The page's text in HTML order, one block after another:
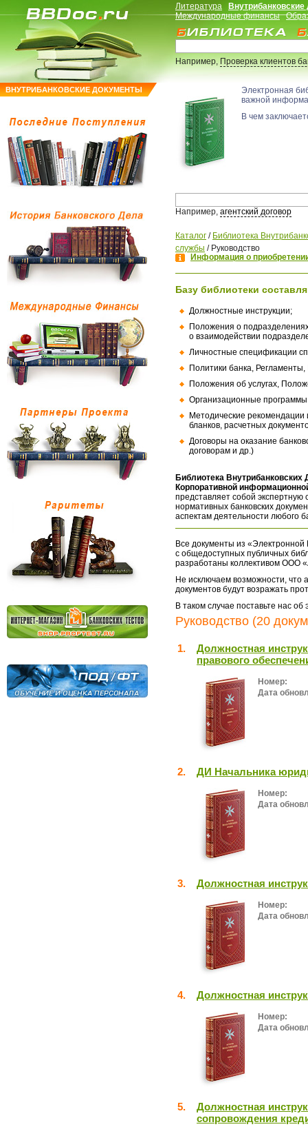
ВНУТРИБАНКОВСКИЕ ДОКУМЕНТЫ
Литература
Международные финансы
Например,Проверка клиентов
Электронная
важной
В чем
Например, агентский договор
Каталог / Библиотека
службы / Руководство
Информация о
Базу библиотеки
Должностные инструкции;
Положения о
о взаимодействии
Личностные спецификации
Политики банка,
Положения об услугах,
Организационные
Методические
бланков, расчетных
Договоры на оказание
договорам и др.)
Библиотека
Корпоративной
представляет собой экспертную
нормативных банковских
аспектам деятельности любого
Все документы из «Электронной
с общедоступных публичных
разработаны коллективом ООО
Не исключаем возможности, что
документов будут возражать
В таком случае поставьте нас
Руководство (20
1.
Должностная
правового
Номер:
Дата
2. ДИ Начальника
Номер:
Дата
3. Должностная
Номер:
Дата
4. Должностная
Номер:
Дата
5.
Должностная
сопровождения